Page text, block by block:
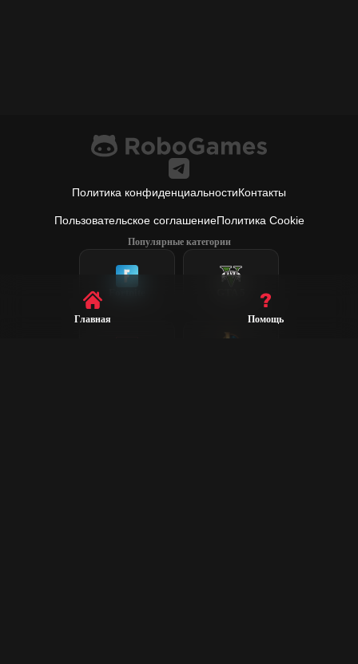
Политика конфиденциальностиКонтакты
Пользовательское соглашениеПолитика Cookie
Популярные категории
Главная Помощь